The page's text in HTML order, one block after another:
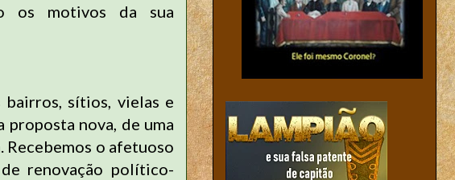
os motivos da sua
sítios, vielas e
proposta nova, de uma
Recebemos o afetuoso
renovação político-